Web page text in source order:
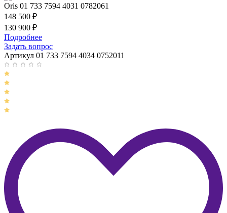
Oris 01 733 7594 4031 0782061
148 500 ₽
130 900 ₽
Подробнее
Задать вопрос
Артикул 01 733 7594 4034 0752011